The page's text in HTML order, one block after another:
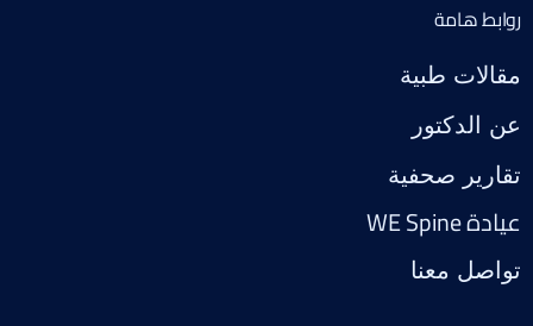
روابط هامة
مقالات طبية
عن الدكتور
تقارير صحفية
عيادة WE Spine
تواصل معنا